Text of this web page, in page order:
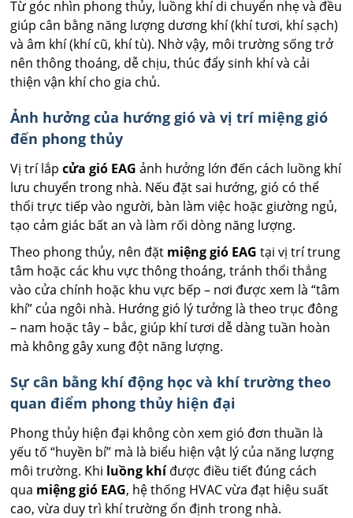
Từ góc nhìn phong thủy, luồng khí di chuyển nhẹ và đều
giúp cân bằng năng lượng dương khí (khí tươi, khí sạch)
và âm khí (khí cũ, khí tù). Nhờ vậy, môi trường sống trở
nên thông thoáng, dễ chịu, thúc đẩy sinh khí và cải
thiện vận khí cho gia chủ.
Ảnh hưởng của hướng gió và vị trí miệng gió
đến phong thủy
Vị trí lắpcửa gió EAG ảnh hưởng lớn đến cách luồng khí
lưu chuyển trong nhà. Nếu đặt sai hướng, gió có thể
thổi trực tiếp vào người, bàn làm việc hoặc giường ngủ,
tạo cảm giác bất an và làm rối dòng năng lượng.
Theo phong thủy, nên đặt miệng gió EAG tại vị trí trung
tâm hoặc các khu vực thông thoáng, tránh thổi thẳng
vào cửa chính hoặc khu vực bếp – nơi được xem là “tâm
khí” của ngôi nhà. Hướng gió lý tưởng là theo trục đông
– nam hoặc tây – bắc, giúp khí tươi dễ dàng tuần hoàn
mà không gây xung đột năng lượng.
Sự cân bằng khí động học và khí trường theo
quan điểm phong thủy hiện đại
Phong thủy hiện đại không còn xem gió đơn thuần là
yếu tố “huyền bí” mà là biểu hiện vật lý của năng lượng
môi trường. Khi luồng khíđược điều tiết đúng cách
qua miệng gió EAG, hệ thống HVAC vừa đạt hiệu suất
cao, vừa duy trì khí trường ổn định trong nhà.